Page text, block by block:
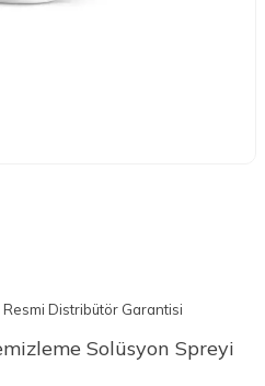
Resmi Distribütör Garantisi
Solüsyon Spreyi